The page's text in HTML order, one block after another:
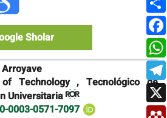
Sholar
Technology , Tecnológico de
Universitaria
0003-0571-7097